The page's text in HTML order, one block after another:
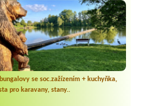
se soc.zažízením + kuchyňka,
pro karavany, stany..